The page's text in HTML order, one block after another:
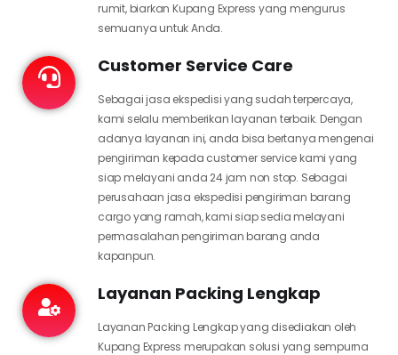
rumit, biarkan Kupang Express yang mengurus
semuanya untuk Anda.
Customer Service Care
Sebagai jasa ekspedisi yang sudah terpercaya,
kami selalu memberikan layanan terbaik. Dengan
adanya layanan ini, anda bisa bertanya mengenai
pengiriman kepada customer service kami yang
siap melayani anda 24 jam non stop. Sebagai
perusahaan jasa ekspedisi pengiriman barang
cargo yang ramah, kami siap sedia melayani
permasalahan pengiriman barang anda
kapanpun.
Layanan Packing Lengkap
Layanan Packing Lengkap yang disediakan oleh
Kupang Express merupakan solusi yang sempurna